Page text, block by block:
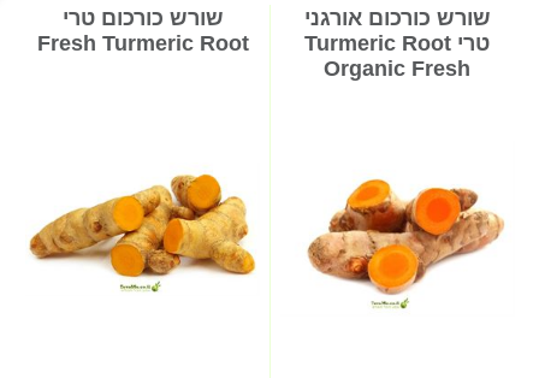
שורש כורכום אורגני
טרי Turmeric Root
Organic Fresh
שורש כורכום טרי
Fresh Turmeric Root